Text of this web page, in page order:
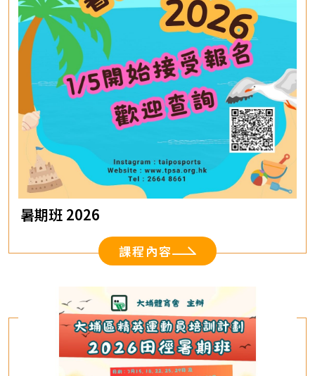
暑期班 2026
課程內容